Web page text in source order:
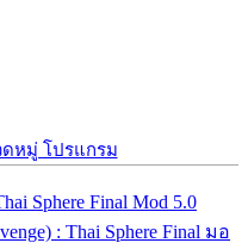
หมู่ โปรแกรม
Sphere Final Mod 5.0
: Thai Sphere Final มอ